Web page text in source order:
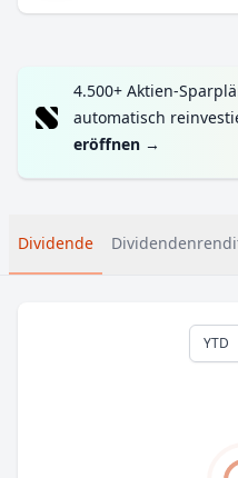
4.500+ Aktien-
automatisch
eröffnen →
Dividende
YTD